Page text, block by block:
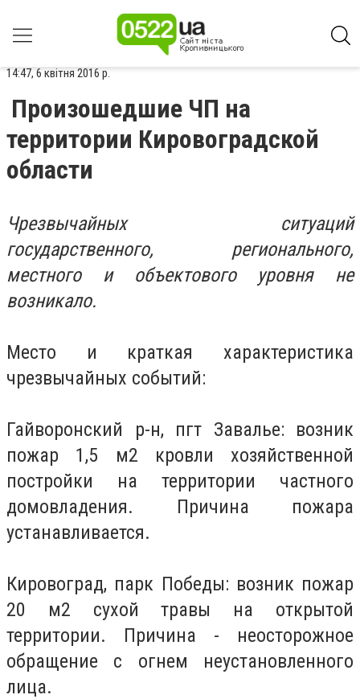
14:47, 6 квітня 2016 р.
Произошедшие ЧП на
территории Кировоградской
области
Чрезвычайных ситуаций
государственного, регионального,
местного и объектового уровня не
возникало.
Место и краткая характеристика
чрезвычайных событий:
Гайворонский р-н, пгт Завалье: возник
пожар 1,5 м2 кровли хозяйственной
постройки на территории частного
домовладения. Причина пожара
устанавливается.
Кировоград, парк Победы: возник пожар
20 м2 сухой травы на открытой
территории. Причина - неосторожное
обращение с огнем неустановленного
лица.